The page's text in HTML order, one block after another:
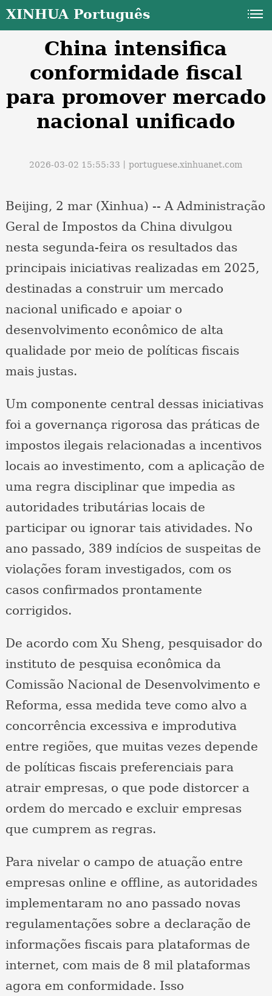
XINHUA Português
China intensifica
conformidade fiscal
para promover mercado
nacional unificado
2026-03-02 15:55:33丨portuguese.xinhuanet.com
Beijing, 2 mar (Xinhua) -- A Administração
Geral de Impostos da China divulgou
nesta segunda-feira os resultados das
principais iniciativas realizadas em 2025,
destinadas a construir um mercado
nacional unificado e apoiar o
desenvolvimento econômico de alta
qualidade por meio de políticas fiscais
mais justas.
Um componente central dessas iniciativas
foi a governança rigorosa das práticas de
impostos ilegais relacionadas a incentivos
locais ao investimento, com a aplicação de
uma regra disciplinar que impedia as
autoridades tributárias locais de
participar ou ignorar tais atividades. No
ano passado, 389 indícios de suspeitas de
violações foram investigados, com os
casos confirmados prontamente
corrigidos.
De acordo com Xu Sheng, pesquisador do
instituto de pesquisa econômica da
Comissão Nacional de Desenvolvimento e
Reforma, essa medida teve como alvo a
concorrência excessiva e improdutiva
entre regiões, que muitas vezes depende
de políticas fiscais preferenciais para
atrair empresas, o que pode distorcer a
ordem do mercado e excluir empresas
que cumprem as regras.
Para nivelar o campo de atuação entre
empresas online e offline, as autoridades
implementaram no ano passado novas
regulamentações sobre a declaração de
informações fiscais para plataformas de
internet, com mais de 8 mil plataformas
agora em conformidade. Isso